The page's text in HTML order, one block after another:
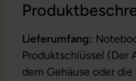
Lieferumfang:
Produktschlüssel (Der
dem Gehäuse oder